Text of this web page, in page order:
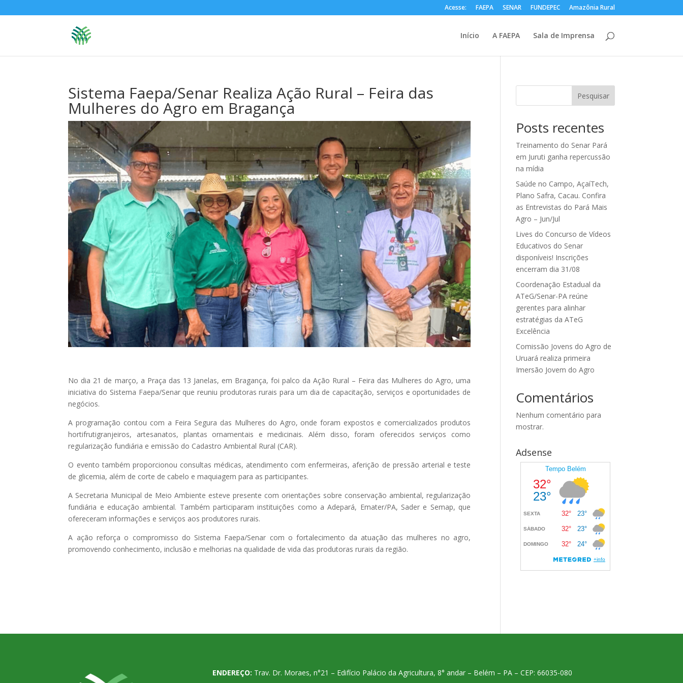
Acesse: FAEPA SENAR FUNDEPEC Amazônia Rural
Início A FAEPA Sala de Imprensa
Sistema Faepa/Senar Realiza Ação Rural – Feira das
Mulheres do Agro em Bragança
No dia 21 de março, a Praça das 13 Janelas, em Bragança, foi palco da Ação Rural – Feira das Mulheres do Agro, uma
iniciativa do Sistema Faepa/Senar que reuniu produtoras rurais para um dia de capacitação, serviços e oportunidades de
negócios.
A programação contou com a Feira Segura das Mulheres do Agro, onde foram expostos e comercializados produtos
hortifrutigranjeiros, artesanatos, plantas ornamentais e medicinais. Além disso, foram oferecidos serviços como
regularização fundiária e emissão do Cadastro Ambiental Rural (CAR).
O evento também proporcionou consultas médicas, atendimento com enfermeiras, aferição de pressão arterial e teste
de glicemia, além de corte de cabelo e maquiagem para as participantes.
A Secretaria Municipal de Meio Ambiente esteve presente com orientações sobre conservação ambiental, regularização
fundiária e educação ambiental. Também participaram instituições como a Adepará, Emater/PA, Sader e Semap, que
ofereceram informações e serviços aos produtores rurais.
A ação reforça o compromisso do Sistema Faepa/Senar com o fortalecimento da atuação das mulheres no agro,
promovendo conhecimento, inclusão e melhorias na qualidade de vida das produtoras rurais da região.
Pesquisar
Posts recentes
Treinamento do Senar Pará
em Juruti ganha repercussão
na mídia
Saúde no Campo, AçaíTech,
Plano Safra, Cacau. Confira
as Entrevistas do Pará Mais
Agro – Jun/Jul
Lives do Concurso de Vídeos
Educativos do Senar
disponíveis! Inscrições
encerram dia 31/08
Coordenação Estadual da
ATeG/Senar-PA reúne
gerentes para alinhar
estratégias da ATeG
Excelência
Comissão Jovens do Agro de
Uruará realiza primeira
Imersão Jovem do Agro
Comentários
Nenhum comentário para
mostrar.
Adsense
ENDEREÇO: Trav. Dr. Moraes, n°21 – Edifício Palácio da Agricultura, 8° andar – Belém – PA – CEP: 66035-080